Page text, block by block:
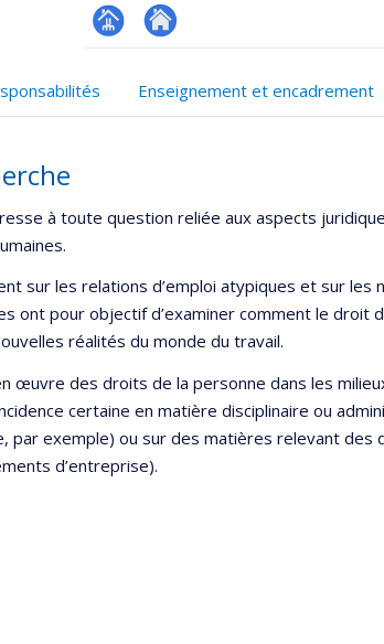
Page
(faculté,département,école)
Autre
Enseignement et encadrement
à toute question reliée aux aspects
sur les relations d’emploi atypiques et sur les
ont pour objectif d’examiner comment le droit
réalités du monde du travail.
œuvre des droits de la personne dans les
certaine en matière disciplinaire ou
par exemple) ou sur des matières relevant
d’entreprise).